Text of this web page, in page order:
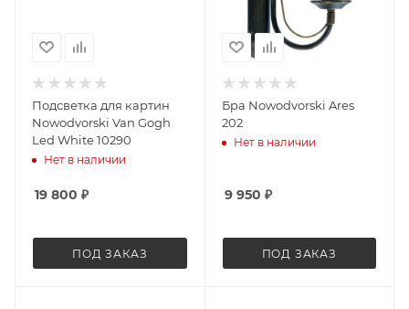
Подсветка для картин
Nowodvorski Van Gogh
Led White 10290
Нет в наличии
19 800 ₽
ПОД ЗАКАЗ
Бра Nowodvorski Ares
202
Нет в наличии
9 950 ₽
ПОД ЗАКАЗ